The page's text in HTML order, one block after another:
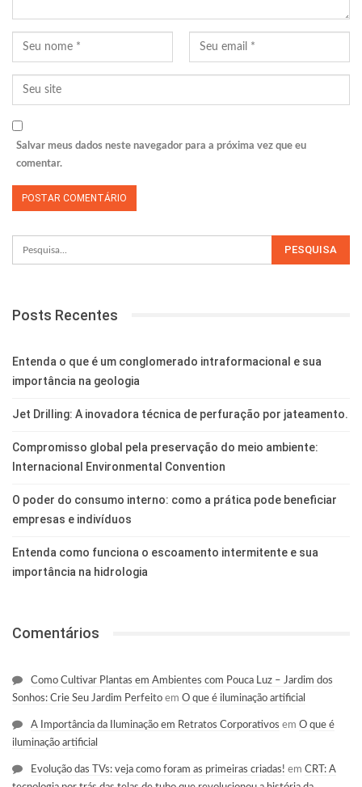
Salvar meus dados neste navegador para a próxima vez que eu
comentar.
Posts Recentes
Entenda o que é um conglomerado intraformacional e sua
importância na geologia
Jet Drilling: A inovadora técnica de perfuração por jateamento.
Compromisso global pela preservação do meio ambiente:
Internacional Environmental Convention
O poder do consumo interno: como a prática pode beneficiar
empresas e indivíduos
Entenda como funciona o escoamento intermitente e sua
importância na hidrologia
Comentários
Como Cultivar Plantas em Ambientes com Pouca Luz – Jardim dos
Sonhos: Crie Seu Jardim Perfeito em O que é iluminação artificial
A Importância da Iluminação em Retratos Corporativos em O que é
iluminação artificial
Evolução das TVs: veja como foram as primeiras criadas! em CRT: A